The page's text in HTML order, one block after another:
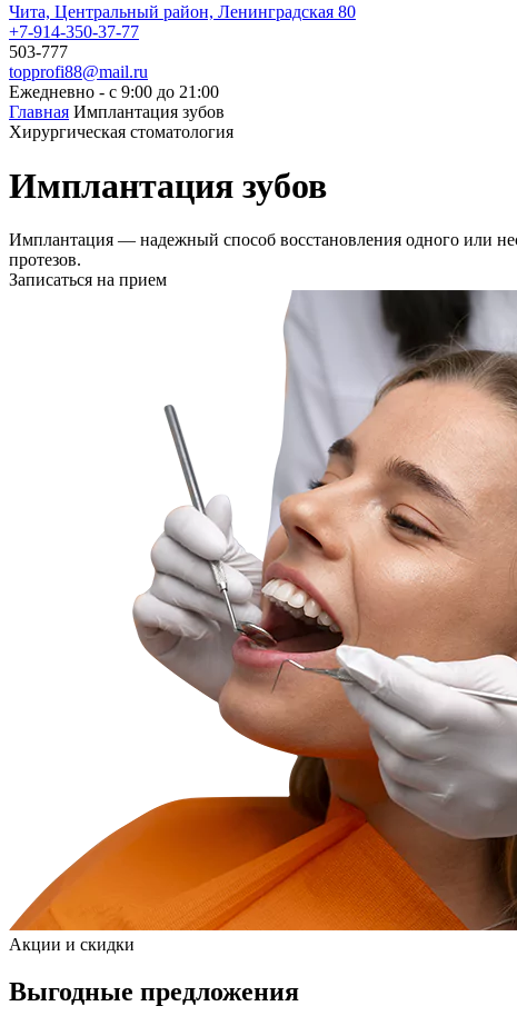
Чита, Центральный район, Ленинградская 80
+7-914-350-37-77
503-777
topprofi88@mail.ru
Ежедневно - с 9:00 до 21:00
Главная Имплантация зубов
Хирургическая стоматология
Имплантация зубов
Имплантация — надежный способ восстановления одного или
протезов.
Записаться на прием
Акции и скидки
Выгодные предложения